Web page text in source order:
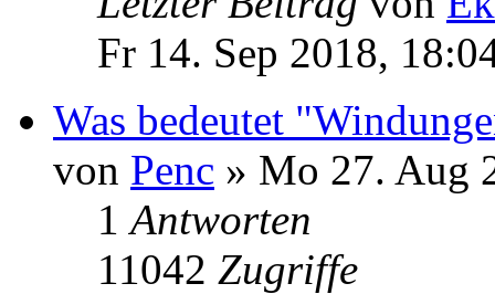
Fr 14. Sep 2018,
Was bedeutet
von Penc » Mo 27. Aug
1Antworten
11042 Zugriffe